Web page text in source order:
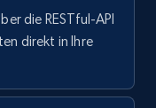
Date
and more.
die RESTful-API
direkt in Ihre